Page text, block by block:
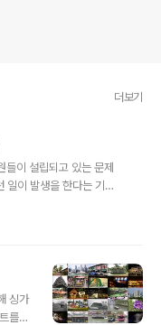
더보기
이 설립되고 있는 문제
일이 발생을 한다는 기사
수 있었지만 그 시기가 제
하고 있는 세계화라고 하
입니다. KAIST ‘정년보장
문대학원들의 양극화 사태
싱가
를